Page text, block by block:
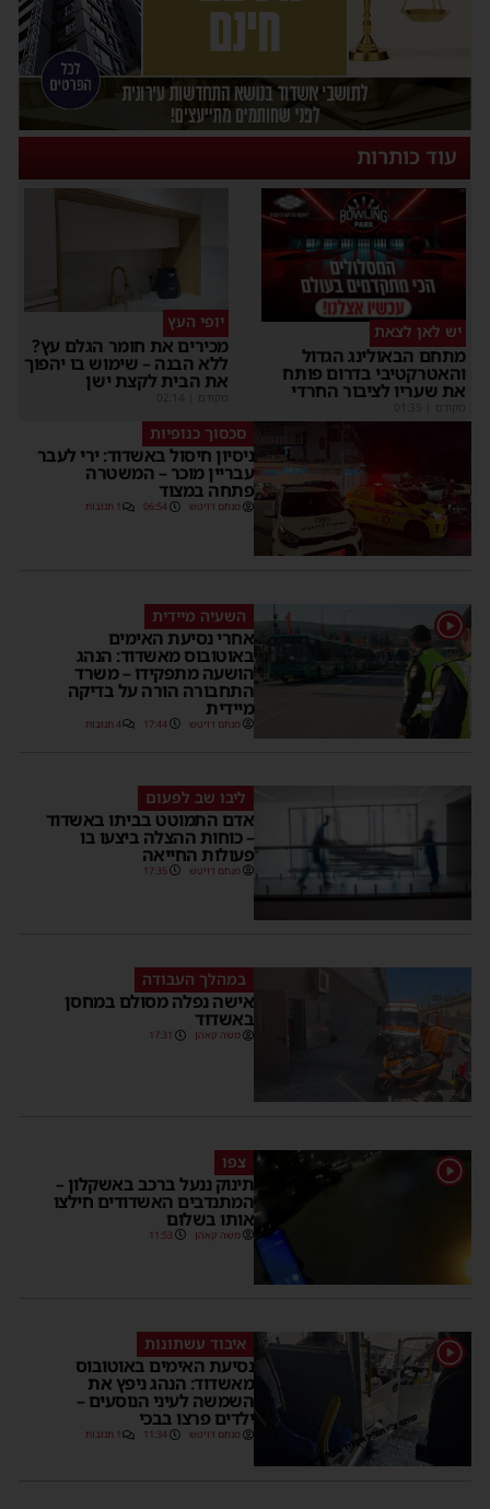
עוד כותרות
יש לאן לצאת
מתחם הבאולינג הגדול
והאטרקטיבי בדרום פותח
את שעריו לציבור החרדי
מקודם
יופי העץ
מכירים את חומר הגלם עץ?
ללא הבנה – שימוש בו יהפוך
את הבית לקצת ישן
מקודם
סכסוך כנופיות
ניסיון חיסול באשדוד: ירי לעבר
עבריין מוכר – המשטרה
פתחה במצוד
מנחם דויטש 06:54 1 תגובות
1 השעיה מיידית
אחרי נסיעת האימים
באוטובוס מאשדוד: הנהג
הושעה מתפקידו – משרד
התחבורה הורה על בדיקה
מיידית
מנחם דויטש 17:44 4 תגובות
ליבו שב לפעום
אדם התמוטט בביתו באשדוד
– כוחות ההצלה ביצעו בו
פעולות החייאה
מנחם דויטש 17:35
במהלך העבודה
אישה נפלה מסולם במחסן
באשדוד
משה קאהן 17:31
1 צפו
תינוק ננעל ברכב באשקלון –
המתנדבים האשדודים חילצו
אותו בשלום
משה קאהן 11:53
1 איבוד עשתונות
נסיעת האימים באוטובוס
מאשדוד: הנהג ניפץ את
השמשה לעיני הנוסעים –
ילדים פרצו בבכי
מנחם דויטש 11:34 1 תגובות